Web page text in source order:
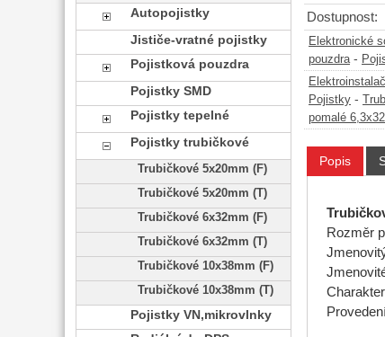
Dostupnost:
Elektronické
pouzdra-
Pojistky -
pomalé
Popis
Rozměr
Autopojistky
Jističe-vratné pojistky
Pojistková pouzdra
Pojistky SMD
Pojistky tepelné
Pojistky trubičkové
Trubičkové 5x20mm (F)
Trubičkové 5x20mm (T)
Trubičkové 6x32mm (F)
Trubičkové 6x32mm (T)
Trubičkové 10x38mm (F)
Trubičkové 10x38mm (T)
Pojistky VN,mikrovlnky